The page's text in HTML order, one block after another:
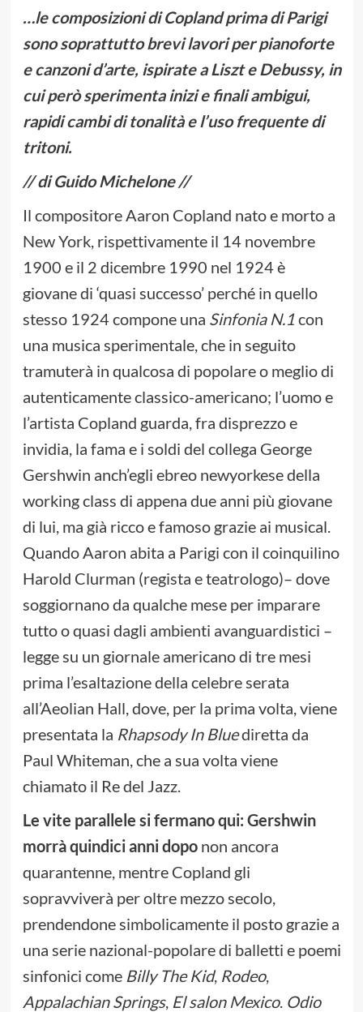
…le composizioni di Copland prima di Parigi
sono soprattutto brevi lavori per pianoforte
e canzoni d’arte, ispirate a Liszt e Debussy, in
cui però sperimenta inizi e finali ambigui,
rapidi cambi di tonalità e l’uso frequente di
tritoni.
// di Guido Michelone //
Il compositore Aaron Copland nato e morto a
New York, rispettivamente il 14 novembre
1900 e il 2 dicembre 1990 nel 1924 è
giovane di ‘quasi successo’ perché in quello
stesso 1924 compone una Sinfonia N.1 con
una musica sperimentale, che in seguito
tramuterà in qualcosa di popolare o meglio di
autenticamente classico-americano; l’uomo e
l’artista Copland guarda, fra disprezzo e
invidia, la fama e i soldi del collega George
Gershwin anch’egli ebreo newyorkese della
working class di appena due anni più giovane
di lui, ma già ricco e famoso grazie ai musical.
Quando Aaron abita a Parigi con il coinquilino
Harold Clurman (regista e teatrologo)– dove
soggiornano da qualche mese per imparare
tutto o quasi dagli ambienti avanguardistici –
legge su un giornale americano di tre mesi
prima l’esaltazione della celebre serata
all’Aeolian Hall, dove, per la prima volta, viene
presentata la Rhapsody In Bluediretta da
Paul Whiteman, che a sua volta viene
chiamato il Re del Jazz.
Le vite parallele si fermano qui: Gershwin
morrà quindici anni doponon ancora
quarantenne, mentre Copland gli
sopravviverà per oltre mezzo secolo,
prendendone simbolicamente il posto grazie a
una serie nazional-popolare di balletti e poemi
sinfonici come Billy The Kid, Rodeo,
Appalachian Springs, El salon Mexico. Odio